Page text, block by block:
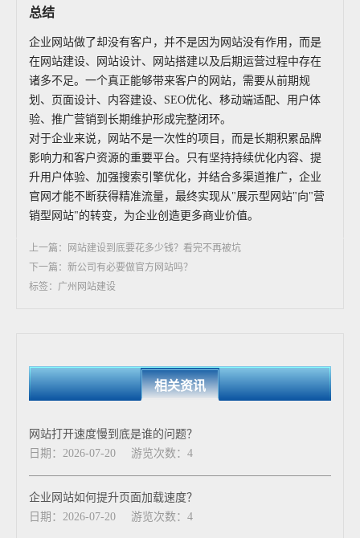
总结
企业网站做了却没有客户，并不是因为网站没有作用，而是
在网站建设、网站设计、网站搭建以及后期运营过程中存在
诸多不足。一个真正能够带来客户的网站，需要从前期规
划、页面设计、内容建设、SEO优化、移动端适配、用户体
验、推广营销到长期维护形成完整闭环。
对于企业来说，网站不是一次性的项目，而是长期积累品牌
影响力和客户资源的重要平台。只有坚持持续优化内容、提
升用户体验、加强搜索引擎优化，并结合多渠道推广，企业
官网才能不断获得精准流量，最终实现从"展示型网站"向"营
销型网站"的转变，为企业创造更多商业价值。
上一篇：网站建设到底要花多少钱？看完不再被坑
下一篇：新公司有必要做官方网站吗？
标签：广州网站建设
相关资讯
网站打开速度慢到底是谁的问题？
日期：2026-07-20
游览次数：4
企业网站如何提升页面加载速度？
日期：2026-07-20
游览次数：4